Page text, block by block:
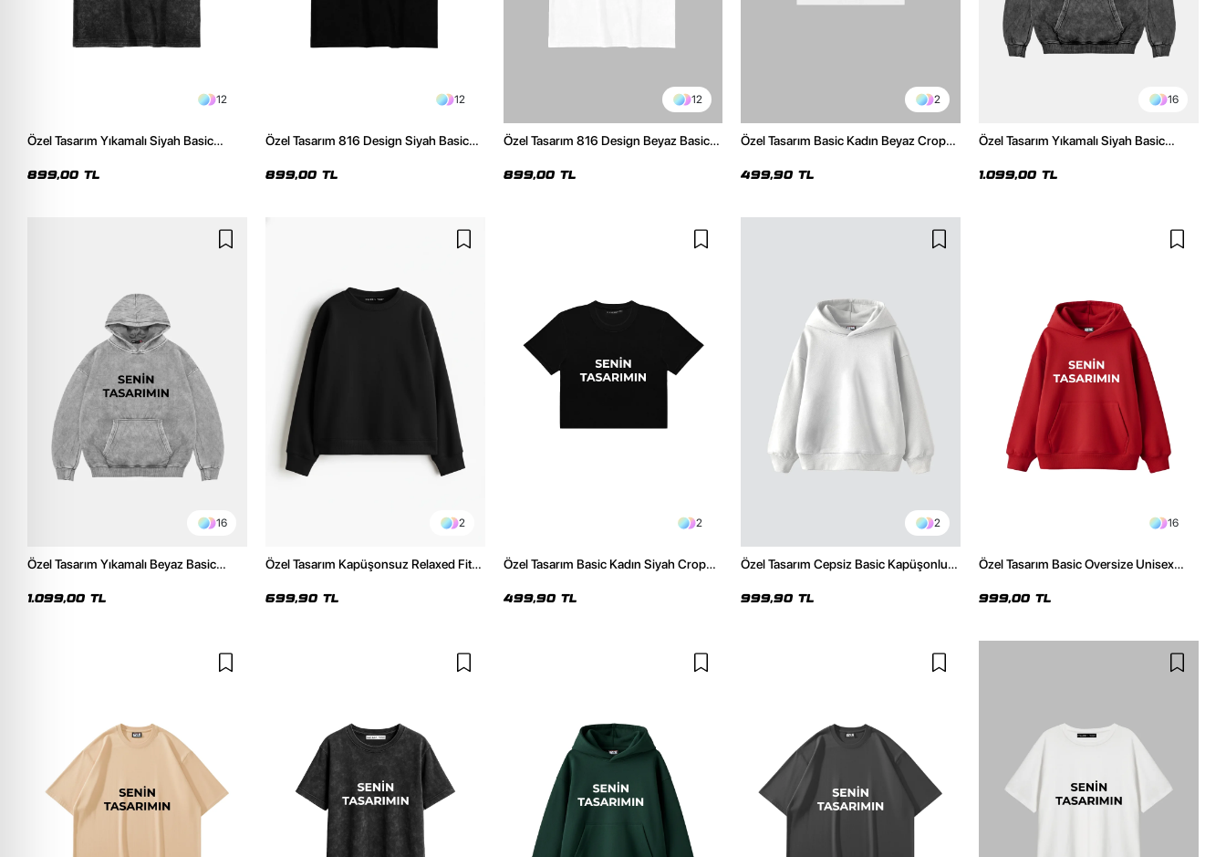
12
Özel Tasarım Yıkamalı Siyah Basic
899,00 TL
12
Özel Tasarım 816 Design Siyah Basic
899,00 TL
12
Özel Tasarım 816 Design Beyaz Basic
899,00 TL
2
Özel Tasarım Basic Kadın Beyaz Crop
499,90 TL
16
Özel Tasarım Yıkamalı Siyah Basic
1.099,00 TL
16
Özel Tasarım Yıkamalı Beyaz Basic
1.099,00 TL
2
Özel Tasarım Kapüşonsuz Relaxed Fit
699,90 TL
2
Özel Tasarım Basic Kadın Siyah Crop
499,90 TL
2
Özel Tasarım Cepsiz Basic Kapüşonlu
999,90 TL
16
Özel Tasarım Basic Oversize Unisex
999,00 TL